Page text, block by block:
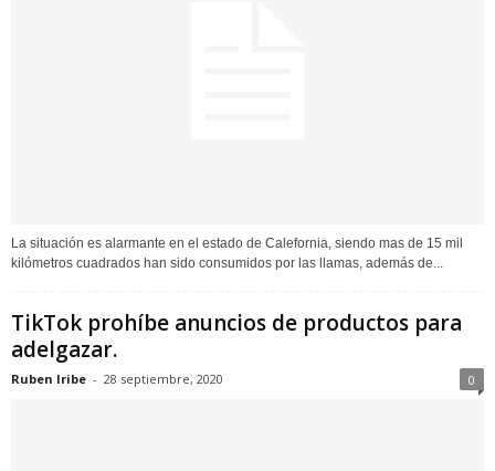
La situación es alarmante en el estado de Calefornia, siendo mas de 15 mil
kilómetros cuadrados han sido consumidos por las llamas, además de...
TikTok prohíbe anuncios de productos para
adelgazar.
Ruben Iribe - 28 septiembre, 2020 0